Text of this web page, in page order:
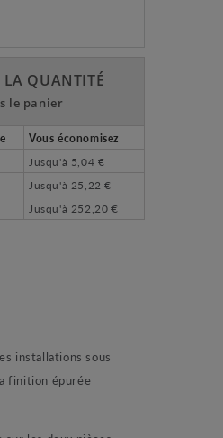
LA QUANTITÉ
le panier
Vous économisez
Jusqu'à 5,04 €
Jusqu'à 25,22 €
Jusqu'à 252,20 €
installations sous
finition épurée